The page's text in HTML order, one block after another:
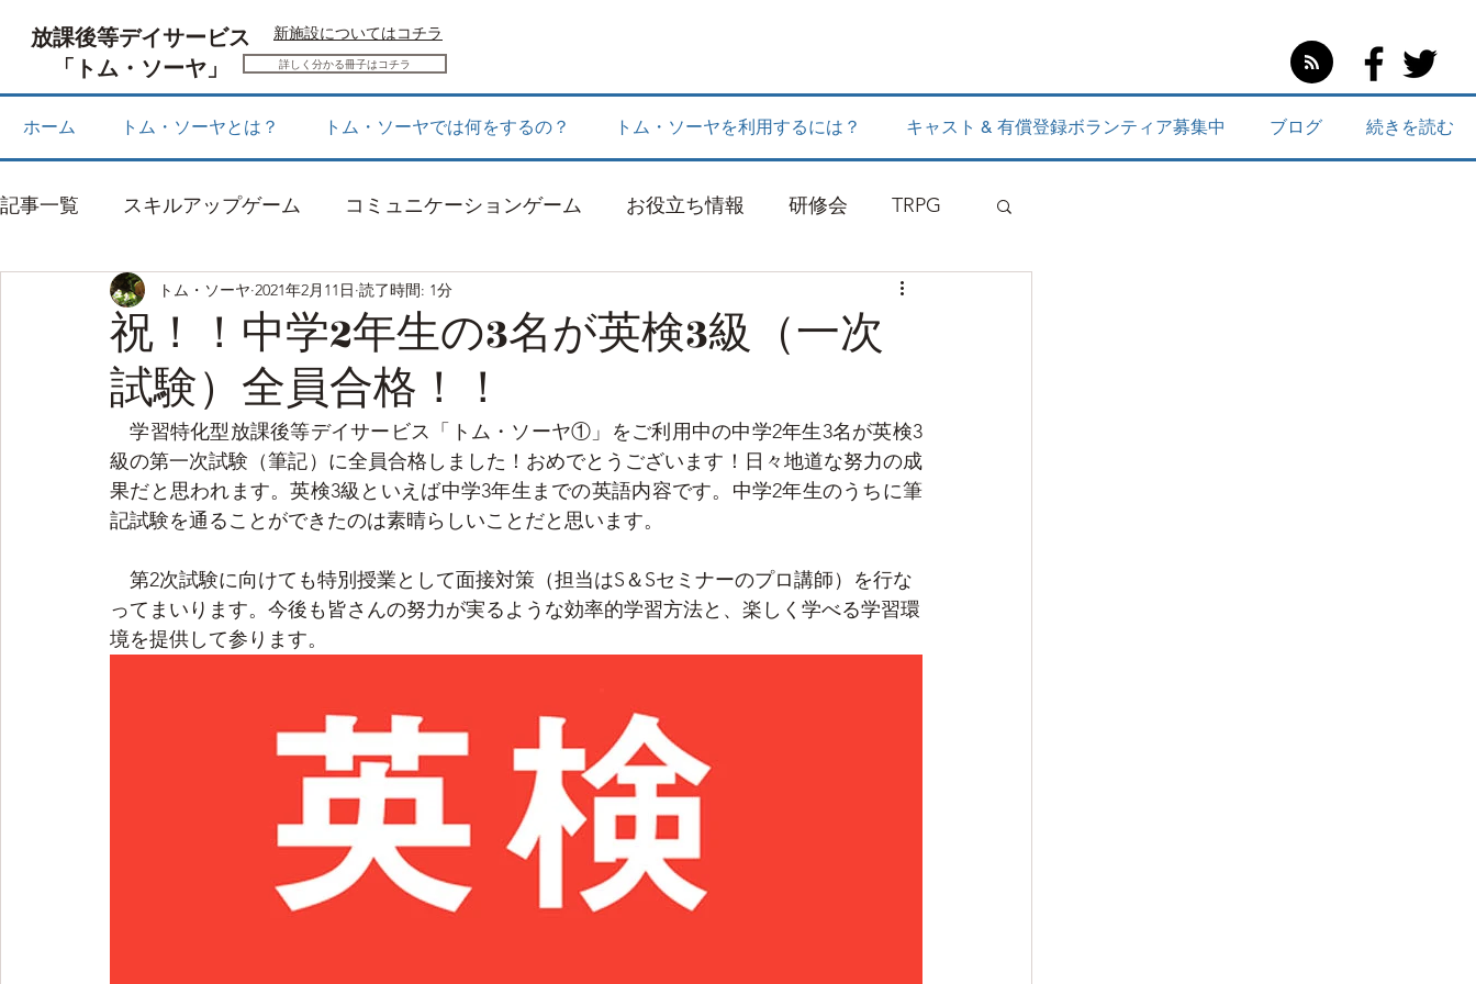
放課後等デイサービス
「トム・ソーヤ」
​新施設についてはコチラ
詳しく分かる冊子はコチラ
ホーム トム・ソーヤとは？ トム・ソーヤでは何をするの？ トム・ソーヤを利用するには？ キャスト & 有償登録ボランティア募集中 ブログ 続きを読む
記事一覧 スキルアップゲーム コミュニケーションゲーム お役立ち情報 研修会 TRPG
感覚統合 お知らせ
祝！！中学2年生の3名が英検3級（一次
試験）全員合格！！
トム・ソーヤ 2021年2月11日 読了時間: 1分
学習特化型放課後等デイサービス「トム・ソーヤ①」をご利用中の中学2年生3名が英検3
級の第一次試験（筆記）に全員合格しました！おめでとうございます！日々地道な努力の成
果だと思われます。英検3級といえば中学3年生までの英語内容です。中学2年生のうちに筆
記試験を通ることができたのは素晴らしいことだと思います。
第2次試験に向けても特別授業として面接対策（担当はS＆Sセミナーのプロ講師）を行な
ってまいります。今後も皆さんの努力が実るような効率的学習方法と、楽しく学べる学習環
境を提供して参ります。